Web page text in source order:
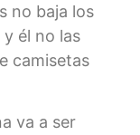
no baja los
él no las
camisetas
va a ser